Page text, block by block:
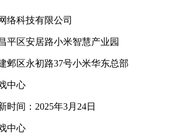
络科技有限公司
平区安居路小米智慧产业园
邺区永初路37号小米华东总部
中心
时间：2025年3月24日
中心